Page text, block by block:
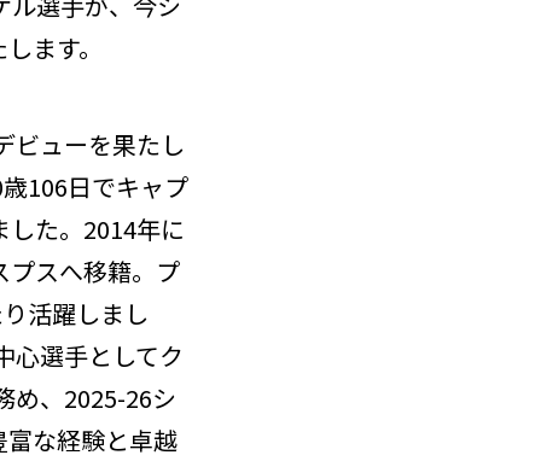
ます。
ビューを果たし
106日でキャプ
た。2014年に
プスへ移籍。プ
活躍しまし
心選手としてク
め、2025-26シ
な経験と卓越